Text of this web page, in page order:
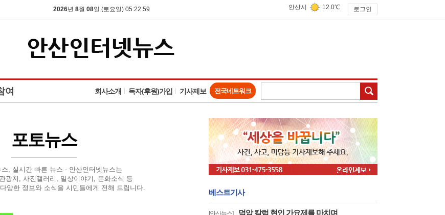
2026년 8월 08일 (토요일) 05:23:00 안산시 12.0℃ 로그인
여 회사소개 독자(후원)가입 기사제보 전국네트워크
포토뉴스
, 실시간 빠른 뉴스 - 안산인터넷뉴스는
광지, 사진갤러리, 일상이야기, 문화소식 등
양한 정보와 소식을 시민들에게 전해 드립니다.
베스트기사
[안산뉴스] 덕암 칼럼 현인 가요제를 마치며